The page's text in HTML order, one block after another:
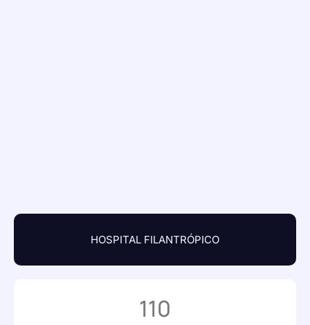
HOSPITAL FILANTRÓPICO
110